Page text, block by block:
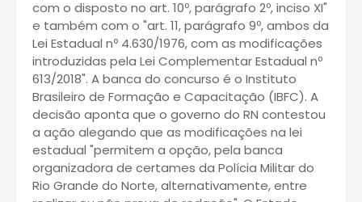
com o disposto no art. 10º, parágrafo 2º, inciso XI"
e também com o "art. 11, parágrafo 9º, ambos da
Lei Estadual nº 4.630/1976, com as modificações
introduzidas pela Lei Complementar Estadual nº
613/2018". A banca do concurso é o Instituto
Brasileiro de Formação e Capacitação (IBFC). A
decisão aponta que o governo do RN contestou
a ação alegando que as modificações na lei
estadual "permitem a opção, pela banca
organizadora de certames da Polícia Militar do
Rio Grande do Norte, alternativamente, entre